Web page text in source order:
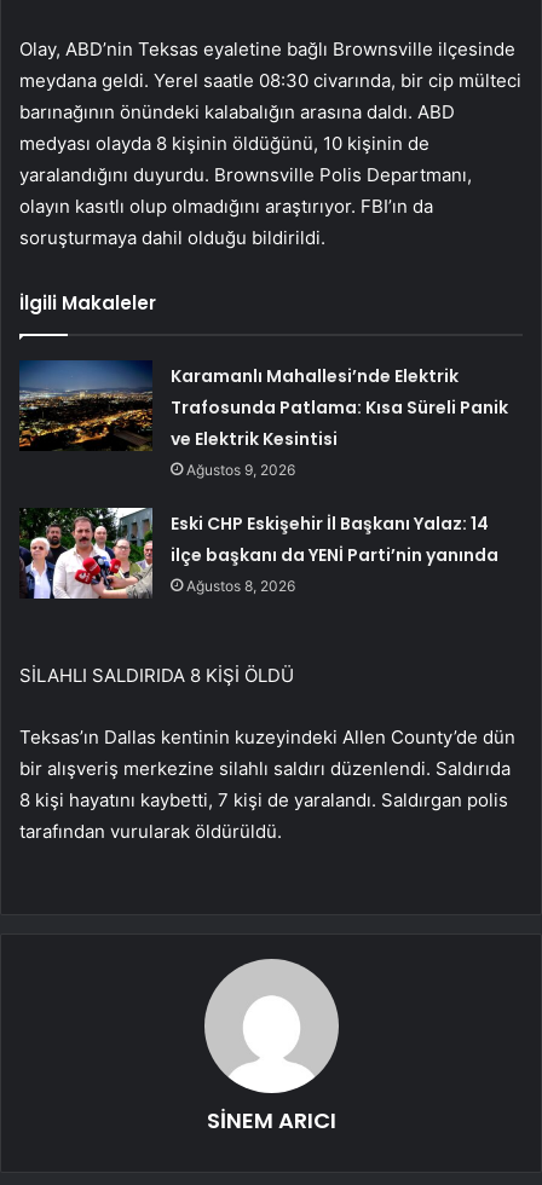
Olay, ABD’nin Teksas eyaletine bağlı Brownsville ilçesinde
meydana geldi. Yerel saatle 08:30 civarında, bir cip mülteci
barınağının önündeki kalabalığın arasına daldı. ABD
medyası olayda 8 kişinin öldüğünü, 10 kişinin de
yaralandığını duyurdu. Brownsville Polis Departmanı,
olayın kasıtlı olup olmadığını araştırıyor. FBI’ın da
soruşturmaya dahil olduğu bildirildi.
İlgili Makaleler
Karamanlı Mahallesi’nde Elektrik
Trafosunda Patlama: Kısa Süreli Panik
ve Elektrik Kesintisi
Ağustos 9, 2026
Eski CHP Eskişehir İl Başkanı Yalaz: 14
ilçe başkanı da YENİ Parti’nin yanında
Ağustos 8, 2026
SİLAHLI SALDIRIDA 8 KİŞİ ÖLDÜ
Teksas’ın Dallas kentinin kuzeyindeki Allen County’de dün
bir alışveriş merkezine silahlı saldırı düzenlendi. Saldırıda
8 kişi hayatını kaybetti, 7 kişi de yaralandı. Saldırgan polis
tarafından vurularak öldürüldü.
SİNEM ARICI